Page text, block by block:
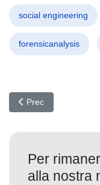
social engineering
forensicanalysis
Articolo precedente:
Prec
Per
alla nostra